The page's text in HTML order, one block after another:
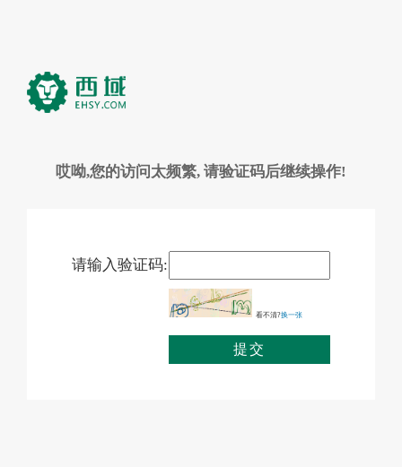
哎呦,您的访问太频繁, 请验证码后继续操作!
请输入验证码:
看不清?换一张